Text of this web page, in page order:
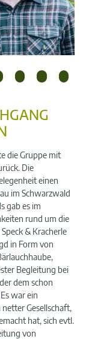
Rahner
die Gruppe mit
Die
einen
im Schwarzwald
gab es im
rund um die
& Kracherle
in Form von
Begleitung bei
dem schon
Es war ein
Gesellschaft,
hat, sich evtl.
von